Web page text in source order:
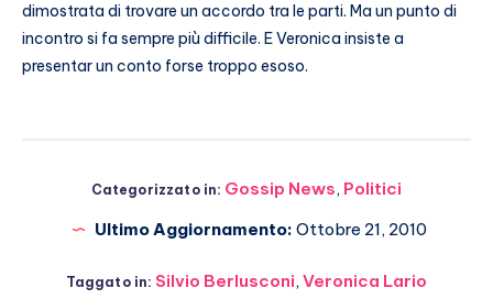
dimostrata di trovare un accordo tra le parti. Ma un punto di
incontro si fa sempre più difficile. E Veronica insiste a
presentar un conto forse troppo esoso.
Categorizzato in: Gossip News, Politici
Ultimo Aggiornamento: Ottobre 21, 2010
Taggato in: Silvio Berlusconi,Veronica Lario